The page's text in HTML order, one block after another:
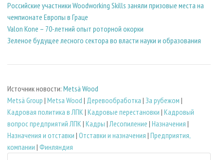
Российские участники Woodworking Skills заняли призовые места на
чемпионате Европы в Граце
Valon Kone – 70-летний опыт роторной окорки
Зеленое будущее лесного сектора во власти науки и образования
Источник новости: Metsä Wood
Metsä Group | Metsa Wood | Деревообработка | За рубежом |
Кадровая политика в ЛПК | Кадровые перестановки | Кадровый
вопрос предприятий ЛПК | Кадры | Лесопиление | Назначения |
Назначения и отставки | Отставки и назначения | Предприятия,
компании | Финляндия